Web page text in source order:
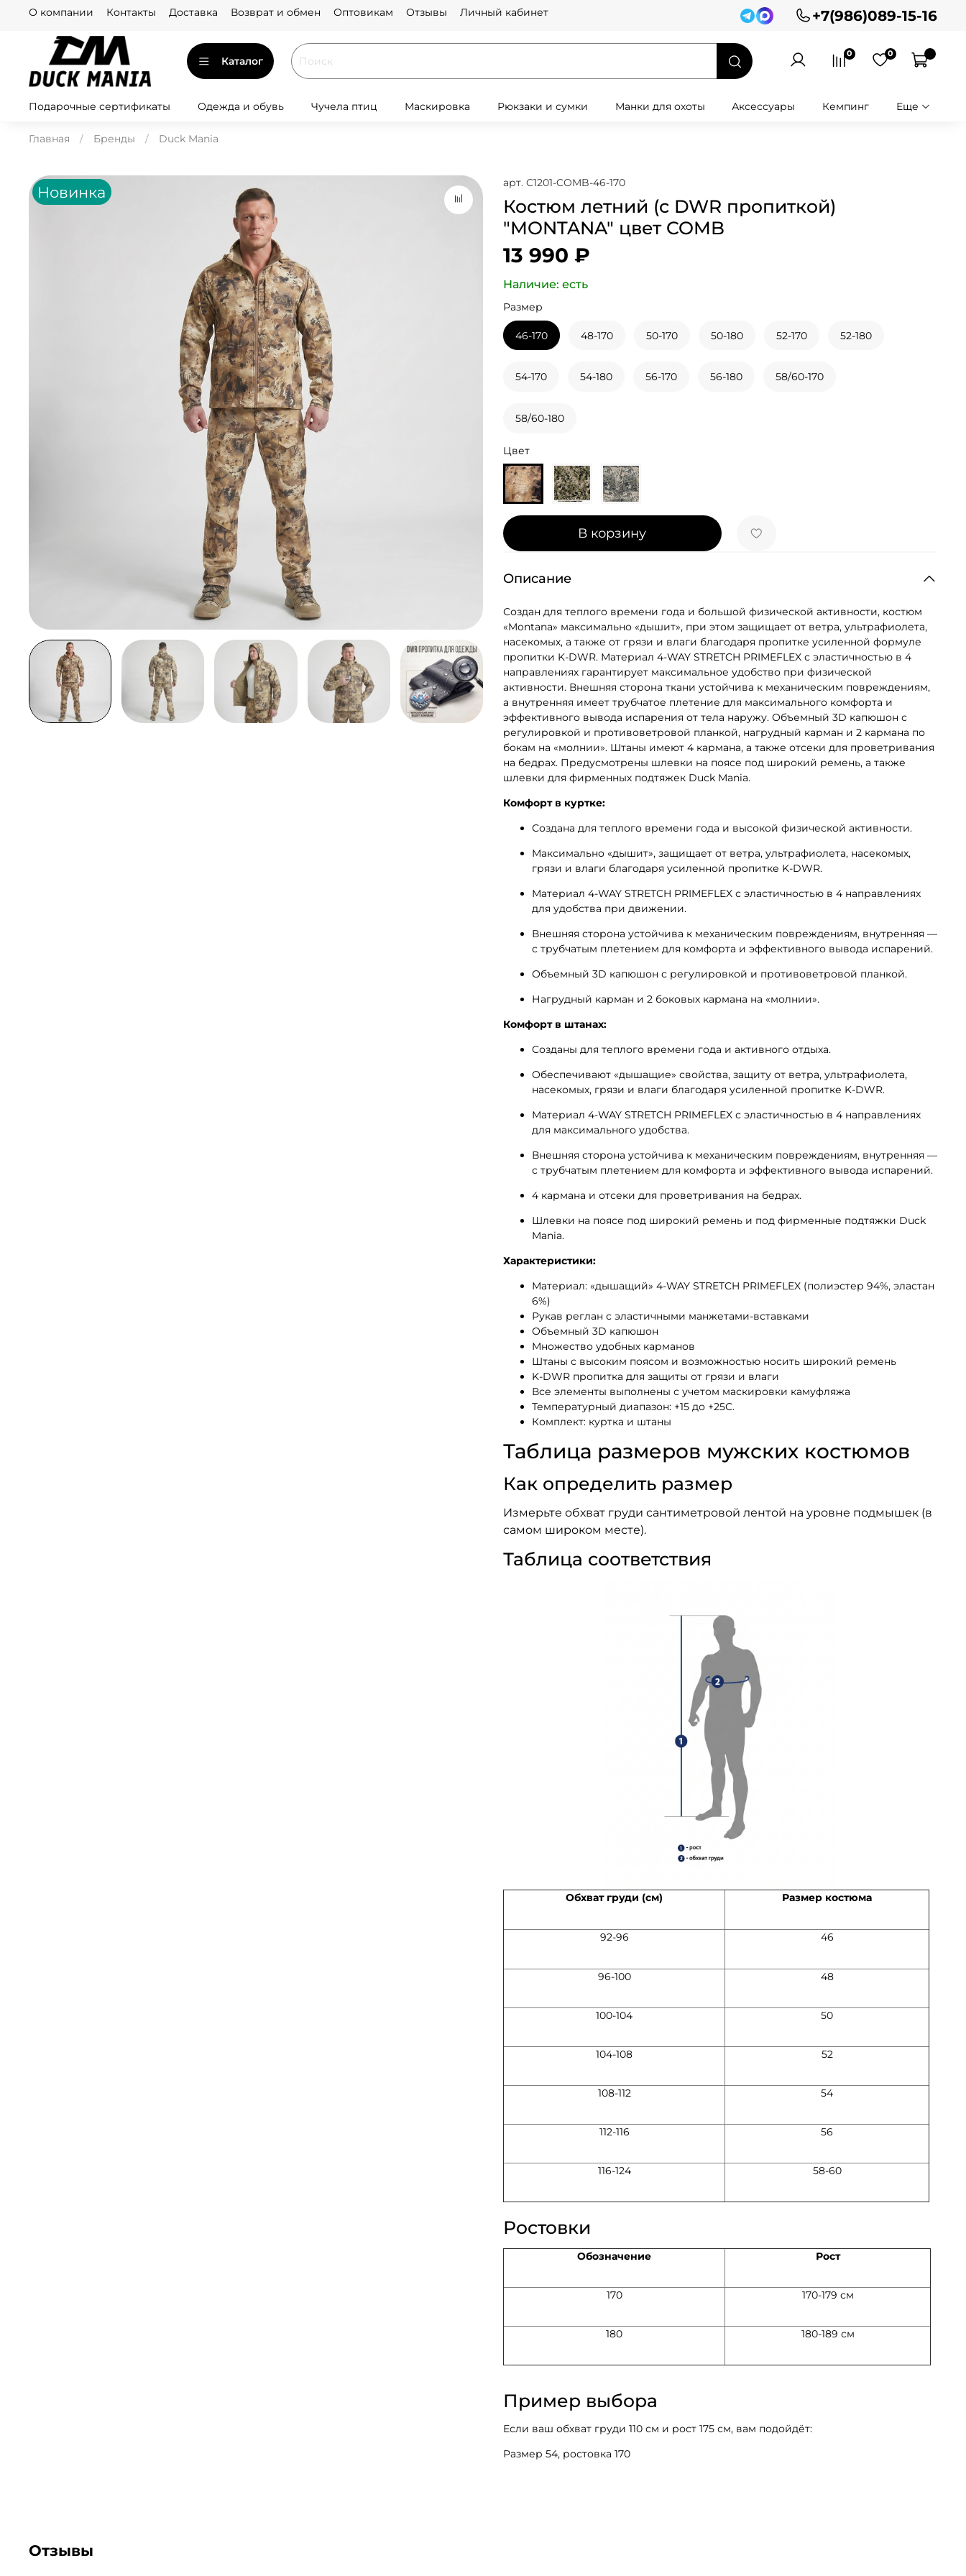
О компании Контакты Доставка Возврат и обмен Оптовикам Отзывы Личный кабинет +7(986)089-15-16
Каталог
0 0
Подарочные сертификаты Одежда и обувь Чучела птиц Маскировка Рюкзаки и сумки Манки для охоты Аксессуары Кемпинг Еще
Главная Бренды Duck Mania
Новинка
арт. C1201-COMB-46-170
Костюм летний (с DWR пропиткой)
"MONTANA" цвет COMB
13 990 ₽
Наличие: есть
В корзину
Размер
46-170 48-170 50-170 50-180 52-170 52-180
54-170 54-180 56-170 56-180 58/60-170
58/60-180
Цвет
Описание
Создан для теплого времени года и большой физической активности, костюм
«Montana» максимально «дышит», при этом защищает от ветра, ультрафиолета,
насекомых, а также от грязи и влаги благодаря пропитке усиленной формуле
пропитки K-DWR. Материал 4-WAY STRETCH PRIMEFLEX с эластичностью в 4
направлениях гарантирует максимальное удобство при физической
активности. Внешняя сторона ткани устойчива к механическим повреждениям,
а внутренняя имеет трубчатое плетение для максимального комфорта и
эффективного вывода испарения от тела наружу. Объемный 3D капюшон с
регулировкой и противоветровой планкой, нагрудный карман и 2 кармана по
бокам на «молнии». Штаны имеют 4 кармана, а также отсеки для проветривания
на бедрах. Предусмотрены шлевки на поясе под широкий ремень, а также
шлевки для фирменных подтяжек Duck Mania.
Комфорт в куртке:
Создана для теплого времени года и высокой физической активности.
Максимально «дышит», защищает от ветра, ультрафиолета, насекомых,
грязи и влаги благодаря усиленной пропитке K-DWR.
Материал 4-WAY STRETCH PRIMEFLEX с эластичностью в 4 направлениях
для удобства при движении.
Внешняя сторона устойчива к механическим повреждениям, внутренняя —
с трубчатым плетением для комфорта и эффективного вывода испарений.
Объемный 3D капюшон с регулировкой и противоветровой планкой.
Нагрудный карман и 2 боковых кармана на «молнии».
Комфорт в штанах:
Созданы для теплого времени года и активного отдыха.
Обеспечивают «дышащие» свойства, защиту от ветра, ультрафиолета,
насекомых, грязи и влаги благодаря усиленной пропитке K-DWR.
Материал 4-WAY STRETCH PRIMEFLEX с эластичностью в 4 направлениях
для максимального удобства.
Внешняя сторона устойчива к механическим повреждениям, внутренняя —
с трубчатым плетением для комфорта и эффективного вывода испарений.
4 кармана и отсеки для проветривания на бедрах.
Шлевки на поясе под широкий ремень и под фирменные подтяжки Duck
Mania.
Характеристики:
Материал: «дышащий» 4-WAY STRETCH PRIMEFLEX (полиэстер 94%, эластан
6%)
Рукав реглан с эластичными манжетами-вставками
Объемный 3D капюшон
Множество удобных карманов
Штаны с высоким поясом и возможностью носить широкий ремень
K-DWR пропитка для защиты от грязи и влаги
Все элементы выполнены с учетом маскировки камуфляжа
Температурный диапазон: +15 до +25С.
Комплект: куртка и штаны
Таблица размеров мужских костюмов
Как определить размер
Измерьте обхват груди сантиметровой лентой на уровне подмышек (в
самом широком месте).
Таблица соответствия
Обхват груди (см) Размер костюма
92-96 46
96-100 48
100-104 50
104-108 52
108-112 54
112-116 56
116-124 58-60
Ростовки
Обозначение Рост
170 170-179 см
180 180-189 см
Пример выбора
Если ваш обхват груди 110 см и рост 175 см, вам подойдёт:
Размер 54, ростовка 170
Отзывы